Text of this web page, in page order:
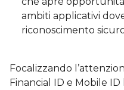
ambiti applicativi
riconoscimento
Focalizzando
Financial ID e Mobile